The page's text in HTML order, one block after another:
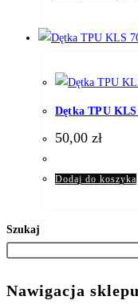
Dętka TPU KLS
50,00 zł
Dodaj do koszyka
Szukaj
Nawigacja sklepu